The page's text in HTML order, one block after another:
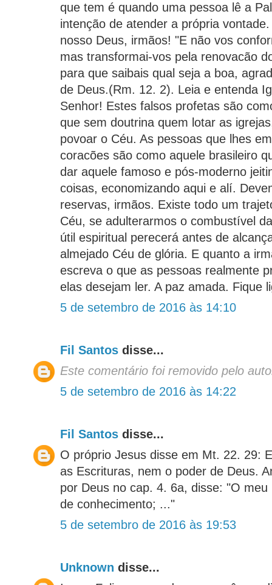
que tem é quando uma pessoa lê a
intenção de atender a própria
nosso Deus, irmãos! "E não vos
mas transformai-vos pela renovacão
para que saibais qual seja a boa,
de Deus.(Rm. 12. 2). Leia e entenda
Senhor! Estes falsos profetas são
que sem doutrina quem lotar as
povoar o Céu. As pessoas que lhes
coracões são como aquele brasileiro
dar aquele famoso e pós-moderno
coisas, economizando aqui e alí.
reservas, irmãos. Existe todo um
Céu, se adulterarmos o combustível
útil espiritual perecerá antes de
almejado Céu de glória. E quanto a
escreva o que as pessoas realmente
elas desejam ler. A paz amada. Fique
5 de setembro de 2016 às 14:10
Fil Santos disse...
Este comentário foi removido pelo
5 de setembro de 2016 às 14:22
Fil Santos disse...
O próprio Jesus disse em Mt. 22. 29:
as Escrituras, nem o poder de Deus.
por Deus no cap. 4. 6a, disse: "O
de conhecimento; ..."
5 de setembro de 2016 às 19:53
Unknown disse...